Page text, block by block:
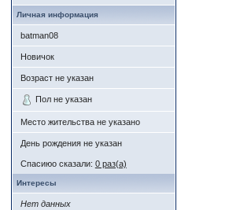
Личная информация
batman08
Новичок
Возраст не указан
Пол не указан
Место жительства не указано
День рождения не указан
Спасиюо сказали: 0 раз(а)
Интересы
Нет данных